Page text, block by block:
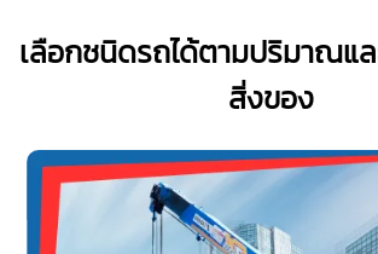
เลือกชนิดรถได้ตามปริมาณแ
สิ่งของ